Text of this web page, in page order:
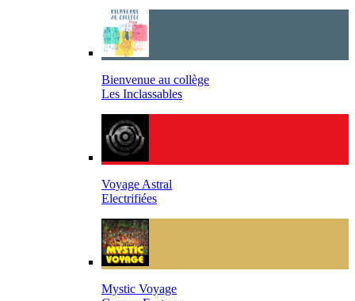
Bienvenue au collège
Les Inclassables
Voyage Astral
Electrifiées
Mystic Voyage